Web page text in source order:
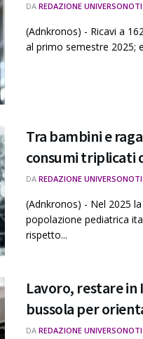
DA REDAZIONE
(Adnkronos) - Ricavi a
al primo semestre 2025;
Tra bambini e
consumi triplicati
DA REDAZIONE
(Adnkronos) - Nel 2025
popolazione pediatrica
rispetto...
Lavoro, restare in
bussola per
DA REDAZIONE